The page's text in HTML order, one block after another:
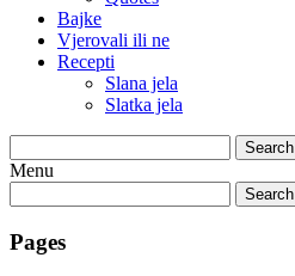
Bajke
Vjerovali ili ne
Recepti
Slana jela
Slatka jela
Search
Menu
Search
Pages